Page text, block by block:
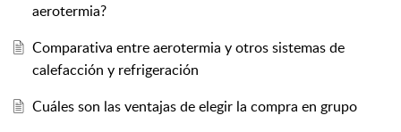
aerotermia?
Comparativa entre aerotermia y otros sistemas de
calefacción y refrigeración
Cuáles son las ventajas de elegir la compra en grupo